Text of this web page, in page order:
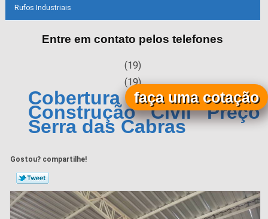
Rufos Industriais
Entre em contato pelos telefones
(19)
(19)
Cobertura Metálica para
Construção Civil Preço
Serra das Cabras
Gostou? compartilhe!
faça uma cotação